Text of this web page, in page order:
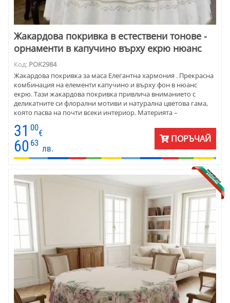
Жакардова покривка в естествени тонове -
орнаменти в капучино върху екрю нюанс
Код: POK2984
Жакардова покривка за маса Елегантна хармония . Прекрасна
комбинация на елементи капучино и върху фон в нюанс
екрю. Тази жакардова покривка привлича вниманието с
деликатните си флорални мотиви и натурална цветова гама,
която пасва на почти всеки интериор. Материята –
осигурява идеална форма и издръжливост.
31 00
€
60 63
лв.
ПОРЪЧАЙ